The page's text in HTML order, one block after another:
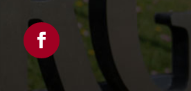
Facebook